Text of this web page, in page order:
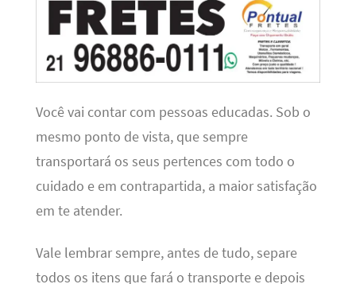
Você vai contar com pessoas educadas. Sob o
mesmo ponto de vista, que sempre
transportará os seus pertences com todo o
cuidado e em contrapartida, a maior satisfação
em te atender.
Vale lembrar sempre, antes de tudo, separe
todos os itens que fará o transporte e depois